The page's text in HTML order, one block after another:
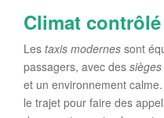
Climat
Les taxis modernes sont
passagers, avec des
et un environnement
le trajet pour faire des